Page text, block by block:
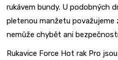
rukávem bundy. U podobných
pletenou manžetu považujeme
nemůže chybět ani
Rukavice Force Hot rak Pro